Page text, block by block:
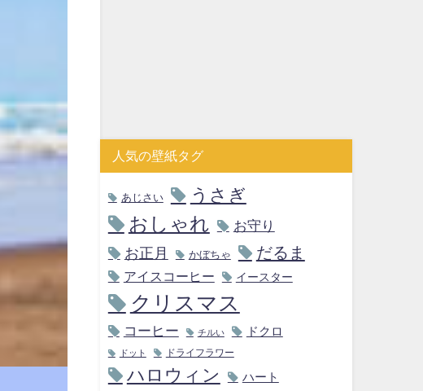
人気の壁紙タグ
あじさい うさぎ
おしゃれ お守り
お正月 かぼちゃ だるま
アイスコーヒー イースター
クリスマス
コーヒー チルい ドクロ
ドット ドライフラワー
ハロウィン
ハート